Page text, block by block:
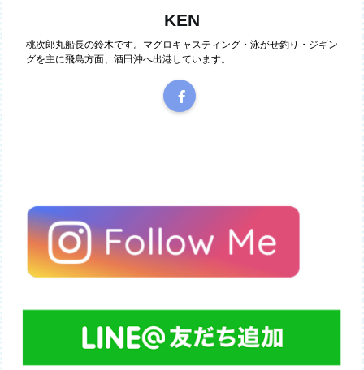
KEN
桃次郎丸船長の鈴木です。マグロキャスティング・泳がせ釣り・ジギン
グを主に飛島方面、酒田沖へ出港しています。